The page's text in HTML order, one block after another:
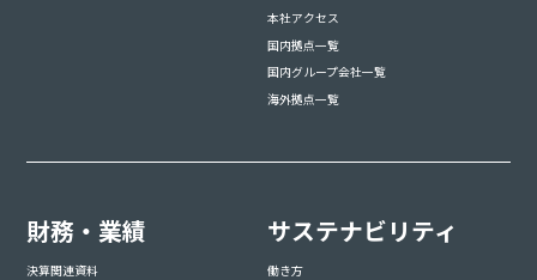
本社アクセス
国内拠点一覧
国内グループ会社一覧
海外拠点一覧
財務・業績
決算関連資料
サステナビリティ
働き方